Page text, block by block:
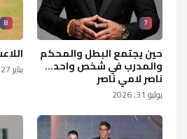
7
حين يجتمع البطل والمحكم
والمدرب في شخص واحد...
ناصر لامي ناصر
يوليو 31, 2026
8
يناير 27, 2022